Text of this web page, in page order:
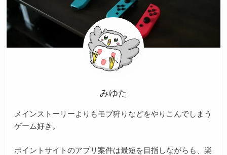
みゆた
メインストーリーよりもモブ狩りなどをやりこんでしまう
ゲーム好き。
ポイントサイトのアプリ案件は最短を目指しながらも、楽